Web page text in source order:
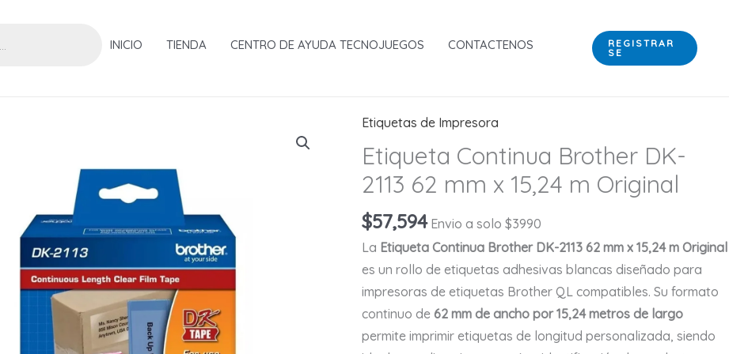
INICIO TIENDA CENTRO DE AYUDA TECNOJUEGOS CONTACTENOS
REGISTRAR
SE
Etiquetas de Impresora
Etiqueta Continua Brother DK-
2113 62 mm x 15,24 m Original
$57,594 Envio a solo $3990
La Etiqueta Continua Brother DK-2113 62 mm x 15,24 m Original
es un rollo de etiquetas adhesivas blancas diseñado para
impresoras de etiquetas Brother QL compatibles. Su formato
continuo de 62 mm de ancho por 15,24 metros de largo
permite imprimir etiquetas de longitud personalizada, siendo
x
15,24
m
Original